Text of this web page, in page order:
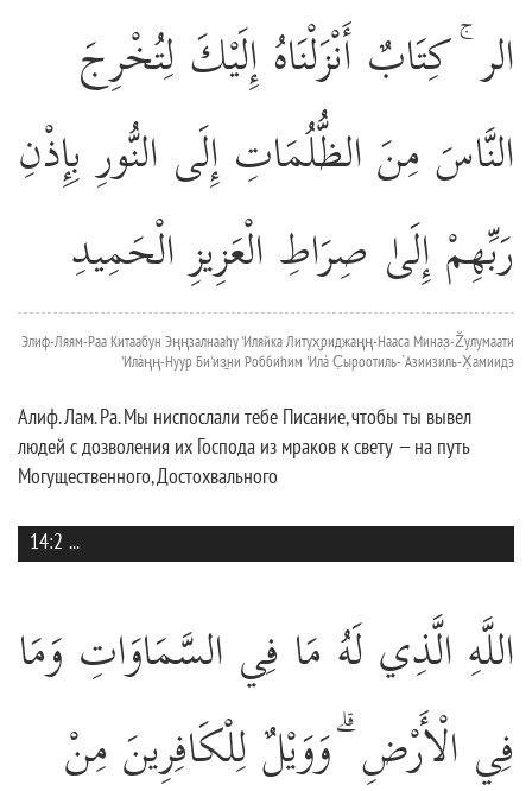
الر ۚ كِتَابٌ أَنْزَلْنَاهُ إِلَيْكَ لِتُخْرِجَ
النَّاسَ مِنَ الظُّلُمَاتِ إِلَى النُّورِ بِإِذْنِ
رَبِّهِمْ إِلَىٰ صِرَاطِ الْعَزِيزِ الْحَمِيدِ
Элиф-Ляям-Раа Китаабун Эңңзалнааhу 'Иляйка Литух̮риджаңң-Нааса Миназ̣-Žулумаати
'Илáңң-Нуур Би'из̱ни Роббиhим 'Илá С̣ыроотиль-`Азиизиль-Х̣амиидэ
Алиф. Лам. Ра. Мы ниспослали тебе Писание, чтобы ты вывел
людей с дозволения их Господа из мраков к свету — на путь
Могущественного, Достохвального
14:2 ...
اللَّهِ الَّذِي لَهُ مَا فِي السَّمَاوَاتِ وَمَا
فِي الْأَرْضِ ۗ وَوَيْلٌ لِلْكَافِرِينَ مِنْ